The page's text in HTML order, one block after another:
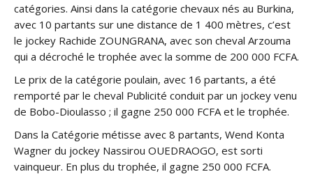
catégories. Ainsi dans la catégorie chevaux nés au Burkina,
avec 10 partants sur une distance de 1 400 mètres, c’est
le jockey Rachide ZOUNGRANA, avec son cheval Arzouma
qui a décroché le trophée avec la somme de 200 000 FCFA.
Le prix de la catégorie poulain, avec 16 partants, a été
remporté par le cheval Publicité conduit par un jockey venu
de Bobo-Dioulasso ; il gagne 250 000 FCFA et le trophée.
Dans la Catégorie métisse avec 8 partants, Wend Konta
Wagner du jockey Nassirou OUEDRAOGO, est sorti
vainqueur. En plus du trophée, il gagne 250 000 FCFA.